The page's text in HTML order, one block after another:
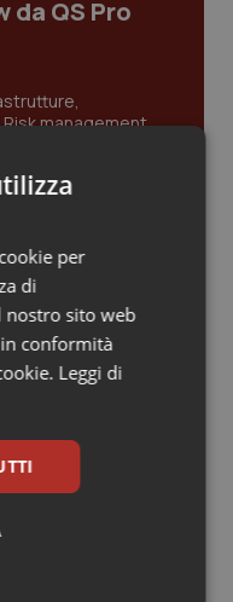
Ulcerosa
neurodegenerative
da QS Pro
Risk management
resistente:
2026: nuovi
e autonomia
guidare team
concrete e
per
di
nostro sito web
conformità
Leggi di